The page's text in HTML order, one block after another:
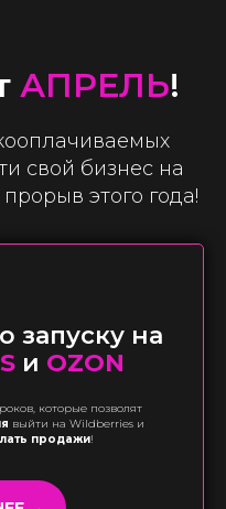
АПРЕЛЬ!
свой бизнес на
этого года!
запуску на
и OZON
которые позволят
выйти на Wildberries и
продажи!